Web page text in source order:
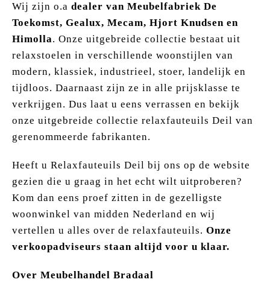
Wij zijn o.a dealer van Meubelfabriek De
Toekomst, Gealux, Mecam, Hjort Knudsen en
Himolla. Onze uitgebreide collectie bestaat uit
relaxstoelen in verschillende woonstijlen van
modern, klassiek, industrieel, stoer, landelijk en
tijdloos. Daarnaast zijn ze in alle prijsklasse te
verkrijgen. Dus laat u eens verrassen en bekijk
onze uitgebreide collectie relaxfauteuils Deil van
gerenommeerde fabrikanten.
Heeft u Relaxfauteuils Deil bij ons op de website
gezien die u graag in het echt wilt uitproberen?
Kom dan eens proef zitten in de gezelligste
woonwinkel van midden Nederland en wij
vertellen u alles over de relaxfauteuils. Onze
verkoopadviseurs staan altijd voor u klaar.
Over Meubelhandel Bradaal